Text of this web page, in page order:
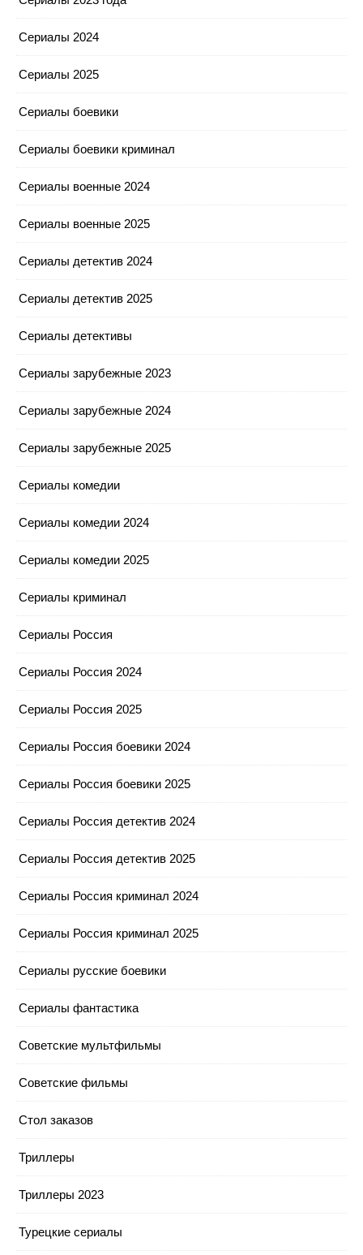
Сериалы 2024
Сериалы 2025
Сериалы боевики
Сериалы боевики криминал
Сериалы военные 2024
Сериалы военные 2025
Сериалы детектив 2024
Сериалы детектив 2025
Сериалы детективы
Сериалы зарубежные 2023
Сериалы зарубежные 2024
Сериалы зарубежные 2025
Сериалы комедии
Сериалы комедии 2024
Сериалы комедии 2025
Сериалы криминал
Сериалы Россия
Сериалы Россия 2024
Сериалы Россия 2025
Сериалы Россия боевики 2024
Сериалы Россия боевики 2025
Сериалы Россия детектив 2024
Сериалы Россия детектив 2025
Сериалы Россия криминал 2024
Сериалы Россия криминал 2025
Сериалы русские боевики
Сериалы фантастика
Советские мультфильмы
Советские фильмы
Стол заказов
Триллеры
Триллеры 2023
Турецкие сериалы